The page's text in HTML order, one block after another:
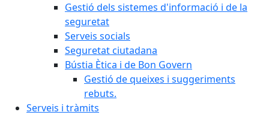
Gestió dels sistemes d'informació i de la
seguretat
Serveis socials
Seguretat ciutadana
Bústia Ètica i de Bon Govern
Gestió de queixes i suggeriments
rebuts.
Serveis i tràmits